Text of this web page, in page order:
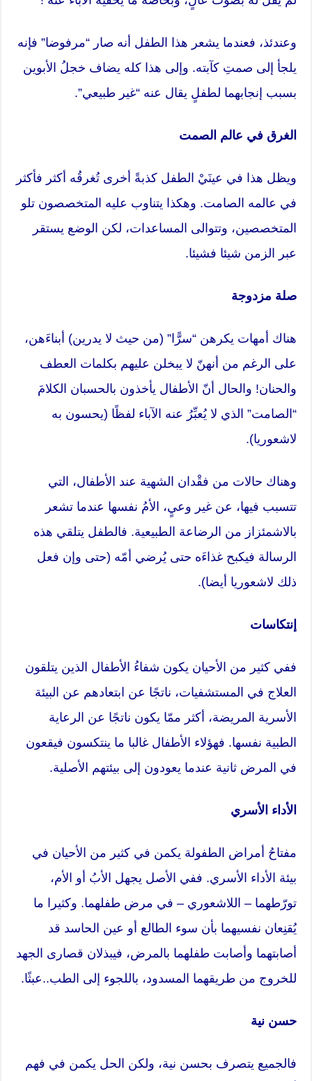
وعندئذ، فعندما يشعر هذا الطفل أنه صار “مرفوضا” فإنه
يلجأ إلى صمتِ كآبته. وإلى هذا كله يضاف خجلُ الأبوين
بسبب إنجابهما لطفلٍ يقال عنه “غير طبيعي”.
الغرق في عالم الصمت
ويظل هذا في عينَيْ الطفل كذبةً أخرى تُغرقُه أكثر فأكثر
في عالمه الصامت. وهكذا يتناوب عليه المتخصصون تلو
المتخصصين، وتتوالى المساعدات، لكن الوضع يستقر
عبر الزمن شيئا فشيئا.
صلة مزدوجة
هناك أمهات يكرهن “سرًّا” (من حيث لا يدرين) أبناءَهن،
على الرغم من أنهنّ لا يبخلن عليهم بكلمات العطف
والحنان! والحال أنّ الأطفال يأخذون بالحسبان الكلامَ
“الصامت” الذي لا يُعبِّرُ عنه الآباء لفظًا (يحسون به
لاشعوريا).
وهناك حالات من فقْدان الشهية عند الأطفال، التي
تتسبب فيها، عن غير وعيٍ، الأمُ نفسها عندما تشعر
بالاشمئزاز من الرضاعة الطبيعية. فالطفل يتلقي هذه
الرسالة فيكبح غذاءَه حتى يُرضي أمّه (حتى وإن فعل
ذلك لاشعوريا أيضا).
إنتكاسات
ففي كثير من الأحيان يكون شفاءُ الأطفال الذين يتلقون
العلاج في المستشفيات، ناتجًا عن ابتعادهم عن البيئة
الأسرية المريضة، أكثر ممّا يكون ناتجًا عن الرعاية
الطبية نفسها. فهؤلاء الأطفال غالبا ما ينتكسون فيقعون
في المرض ثانية عندما يعودون إلى بيئتهم الأصلية.
الأداء الأسري
مفتاحُ أمراض الطفولة يكمن في كثير من الأحيان في
بيئة الأداء الأسري. ففي الأصل يجهل الأبُ أو الأم،
تورّطهما – اللاشعوري – في مرض طفلهما. وكثيرا ما
يُقنِعان نفسيهما بأن سوء الطالع أو عين الحاسد قد
أصابتهما وأصابت طفلهما بالمرض، فيبذلان قصارى الجهد
للخروج من طريقهما المسدود، باللجوء إلى الطب..عبثًا.
حسن نية
فالجميع يتصرف بحسن نية، ولكن الحل يكمن في فهم